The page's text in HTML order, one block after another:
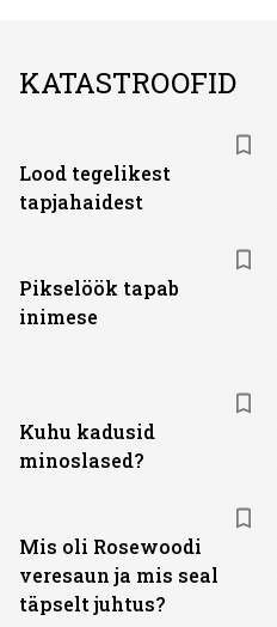
KATASTROOFID
Lood tegelikest
tapjahaidest
Pikselöök tapab
inimese
Kuhu kadusid
minoslased?
Mis oli Rosewoodi
veresaun ja mis seal
täpselt juhtus?